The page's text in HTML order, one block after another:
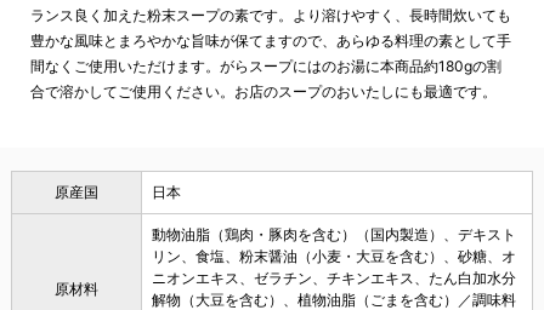
ランス良く加えた粉末スープの素です。より溶けやすく、長時間炊いても
豊かな風味とまろやかな旨味が保てますので、あらゆる料理の素として手
間なくご使用いただけます。がらスープにはのお湯に本商品約180gの割
合で溶かしてご使用ください。お店のスープのおいたしにも最適です。
原産国 日本
原材料
動物油脂（鶏肉・豚肉を含む）（国内製造）、デキスト
リン、食塩、粉末醤油（小麦・大豆を含む）、砂糖、オ
ニオンエキス、ゼラチン、チキンエキス、たん白加水分
解物（大豆を含む）、植物油脂（ごまを含む）／調味料